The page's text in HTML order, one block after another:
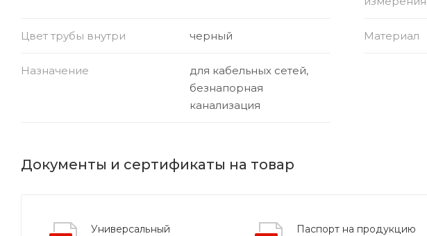
Цвет трубы внутри черный Материал
Назначение
для кабельных сетей,
безнапорная
канализация
Документы и сертификаты на товар
Универсальный
Паспорт на продукцию